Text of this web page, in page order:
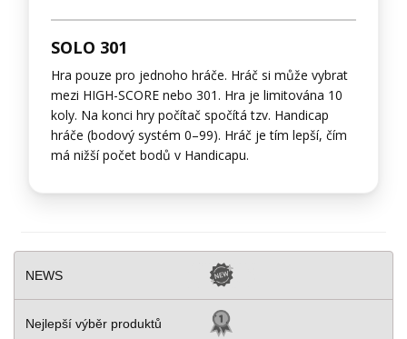
SOLO 301
Hra pouze pro jednoho hráče. Hráč si může vybrat
mezi HIGH-SCORE nebo 301. Hra je limitována 10
koly. Na konci hry počítač spočítá tzv. Handicap
hráče (bodový systém 0–99). Hráč je tím lepší, čím
má nižší počet bodů v Handicapu.
NEWS
Nejlepší výběr produktů